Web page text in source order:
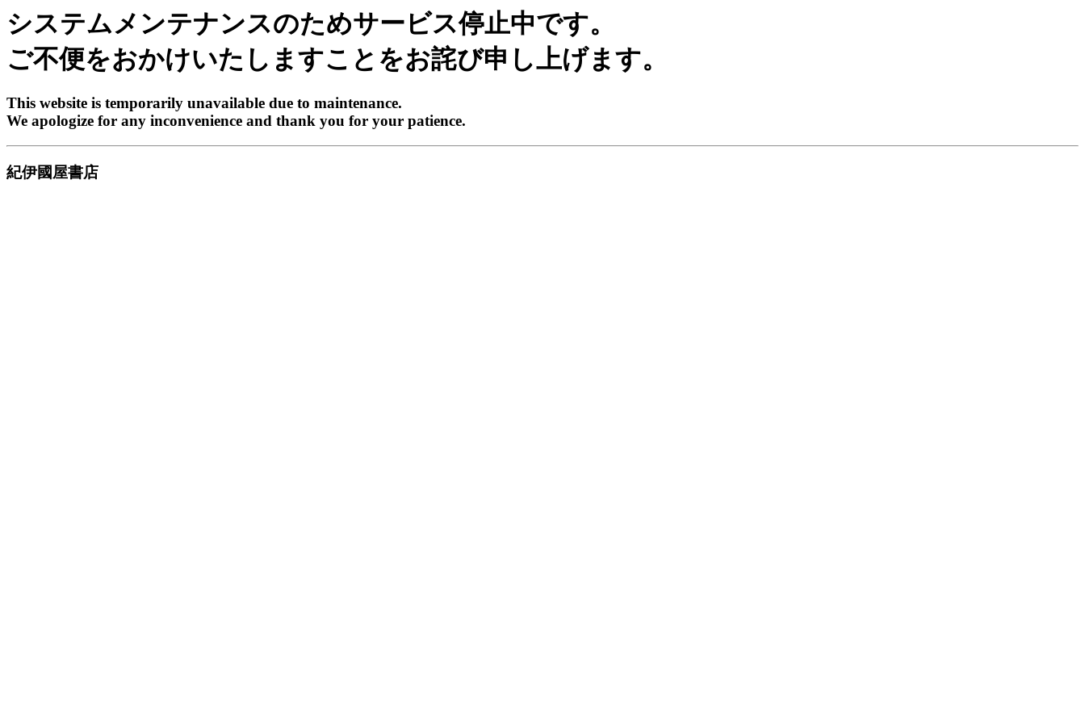
システムメンテナンスのためサービス停止中です。
ご不便をおかけいたしますことをお詫び申し上げます。
This website is temporarily unavailable due to maintenance.
We apologize for any inconvenience and thank you for your patience.
紀伊國屋書店